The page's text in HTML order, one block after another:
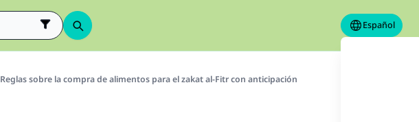
Español
Reglas sobre la compra de alimentos para el zakat al-Fitr con anticipación